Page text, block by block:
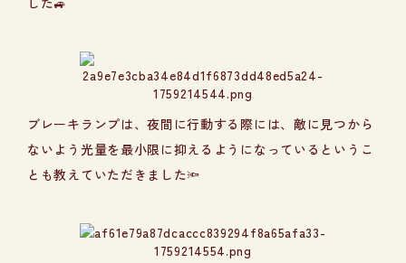
ブレーキランプは、夜間に行動する際には、敵に見つから
ないよう光量を最小限に抑えるようになっているというこ
とも教えていただきました🔦